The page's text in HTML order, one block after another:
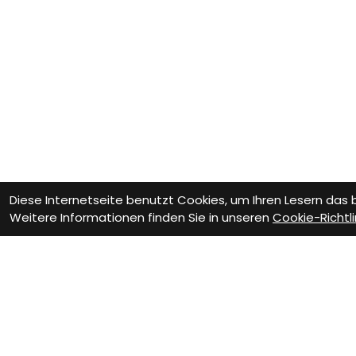
Diese Internetseite benutzt Cookies, um Ihren Lesern
Weitere Informationen finden Sie in unseren Cookie-